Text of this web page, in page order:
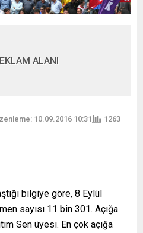
ALANI
10.09.2016 10:31 1263
bilgiye göre, 8 Eylül
sayısı 11 bin 301. Açığa
Sen üyesi. En çok açığa